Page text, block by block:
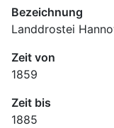
Bezeichnung
Landdrostei
Zeit von
1859
Zeit bis
1885